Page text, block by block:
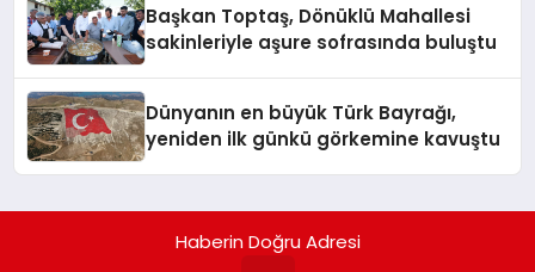
Başkan Toptaş, Dönüklü Mahallesi
sakinleriyle aşure sofrasında buluştu
Dünyanın en büyük Türk Bayrağı,
yeniden ilk günkü görkemine kavuştu
Haberin Doğru Adresi